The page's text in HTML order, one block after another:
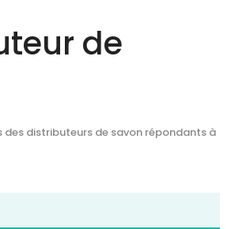
de
des distributeurs de savon répondants à